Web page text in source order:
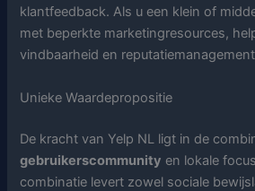
klantfeedback. Als u een klein of
met beperkte marketingresources,
vindbaarheid en
Unieke Waardepropositie
De kracht van Yelp NL ligt in de
gebruikerscommunity en lokale
combinatie levert zowel sociale